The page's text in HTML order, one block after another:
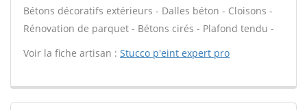
Bétons décoratifs extérieurs - Dalles béton - Cloisons -
Rénovation de parquet - Bétons cirés - Plafond tendu -
Voir la fiche artisan : Stucco p'eint expert pro